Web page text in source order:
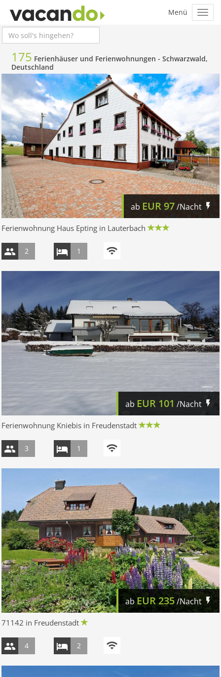
175 Ferienhäuser und Ferienwohnungen - Schwarzwald,
Deutschland
ab EUR97/Nacht
Ferienwohnung Haus Epting in Lauterbach
2 1
ab EUR 101 /Nacht
Ferienwohnung Kniebis in Freudenstadt
3 1
abEUR235/Nacht
71142 in Freudenstadt
4 2